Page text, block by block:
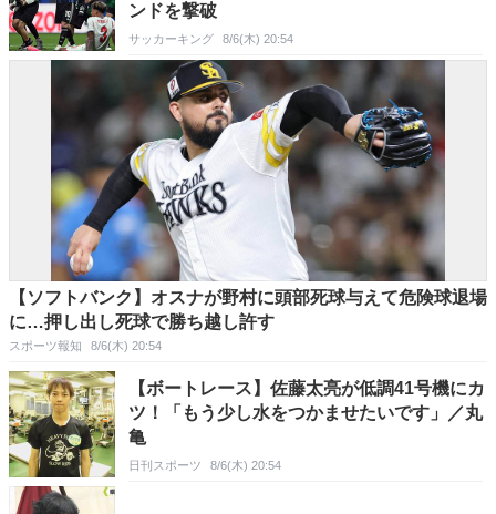
ンドを撃破
サッカーキング 8/6(木) 20:54
【ソフトバンク】オスナが野村に頭部死球与えて危険球退場
に…押し出し死球で勝ち越し許す
スポーツ報知 8/6(木) 20:54
【ボートレース】佐藤太亮が低調41号機にカ
ツ！「もう少し水をつかませたいです」／丸
亀
日刊スポーツ 8/6(木) 20:54